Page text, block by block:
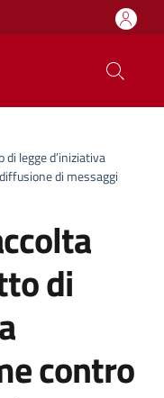
legge d’iniziativa
di messaggi
di
contro